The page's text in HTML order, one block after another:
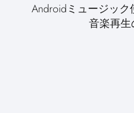
Androidミュージッ
音楽再生